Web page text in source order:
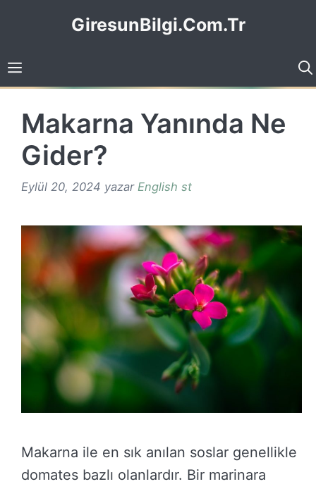
GiresunBilgi.Com.Tr
Makarna Yanında Ne
Gider?
Eylül 20, 2024 yazar English st
Makarna ile en sık anılan soslar genellikle
domates bazlı olanlardır. Bir marinara